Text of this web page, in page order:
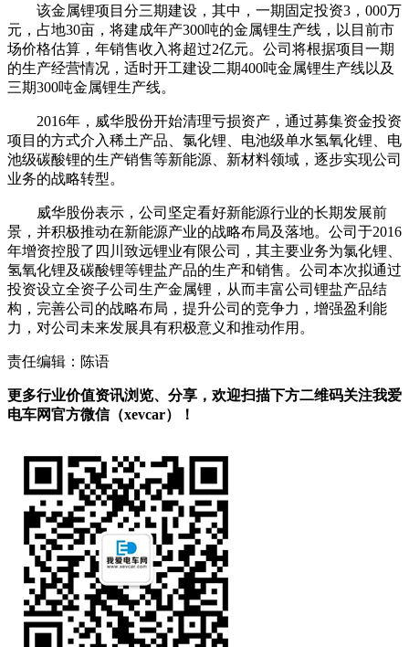
该金属锂项目分三期建设，其中，一期固定投资3，000万
元，占地30亩，将建成年产300吨的金属锂生产线，以目前市
场价格估算，年销售收入将超过2亿元。公司将根据项目一期
的生产经营情况，适时开工建设二期400吨金属锂生产线以及
三期300吨金属锂生产线。
2016年，威华股份开始清理亏损资产，通过募集资金投资
项目的方式介入稀土产品、氯化锂、电池级单水氢氧化锂、电
池级碳酸锂的生产销售等新能源、新材料领域，逐步实现公司
业务的战略转型。
威华股份表示，公司坚定看好新能源行业的长期发展前
景，并积极推动在新能源产业的战略布局及落地。公司于2016
年增资控股了四川致远锂业有限公司，其主要业务为氯化锂、
氢氧化锂及碳酸锂等锂盐产品的生产和销售。公司本次拟通过
投资设立全资子公司生产金属锂，从而丰富公司锂盐产品结
构，完善公司的战略布局，提升公司的竞争力，增强盈利能
力，对公司未来发展具有积极意义和推动作用。
责任编辑：陈语
更多行业价值资讯浏览、分享，欢迎扫描下方二维码关注我爱
电车网官方微信（xevcar）！